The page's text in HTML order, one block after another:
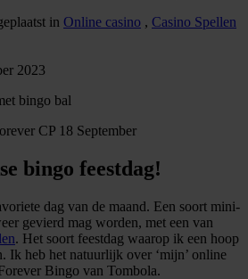
in Online casino , Casino Spellen
2023
bingo feestdag!
dag van de maand. Een soort mini-
gevierd mag worden, met een van
. Het soort feestdag waarop ik een hoop
Ik heb het natuurlijk over ‘mijn’ online
Bingo van Tombola.